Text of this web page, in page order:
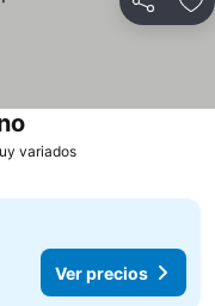
Compartir
variados
Ver precios